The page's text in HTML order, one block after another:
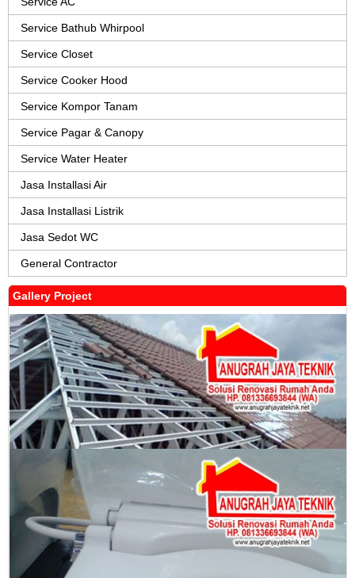
Service Bathub Whirpool
Service Closet
Service Cooker Hood
Service Kompor Tanam
Service Pagar & Canopy
Service Water Heater
Jasa Installasi Air
Jasa Installasi Listrik
Jasa Sedot WC
General Contractor
Gallery Project